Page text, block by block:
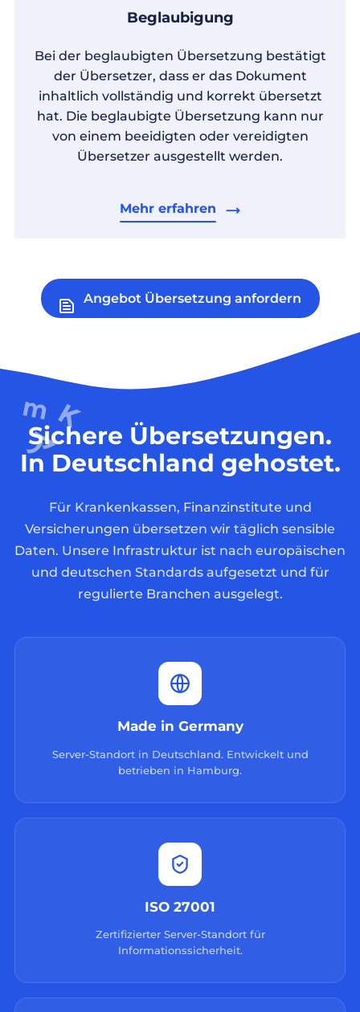
Beglaubigung
Bei der beglaubigten Übersetzung bestätigt
der Übersetzer, dass er das Dokument
inhaltlich vollständig und korrekt übersetzt
hat. Die beglaubigte Übersetzung kann nur
von einem beeidigten oder vereidigten
Übersetzer ausgestellt werden.
Mehr erfahren
Angebot Übersetzung anfordern
Sichere Übersetzungen.
In Deutschland gehostet.
Für Krankenkassen, Finanzinstitute und
Versicherungen übersetzen wir täglich sensible
Daten. Unsere Infrastruktur ist nach europäischen
und deutschen Standards aufgesetzt und für
regulierte Branchen ausgelegt.
Made in Germany
Server-Standort in Deutschland. Entwickelt und
betrieben in Hamburg.
ISO 27001
Zertifizierter Server-Standort für
Informationssicherheit.